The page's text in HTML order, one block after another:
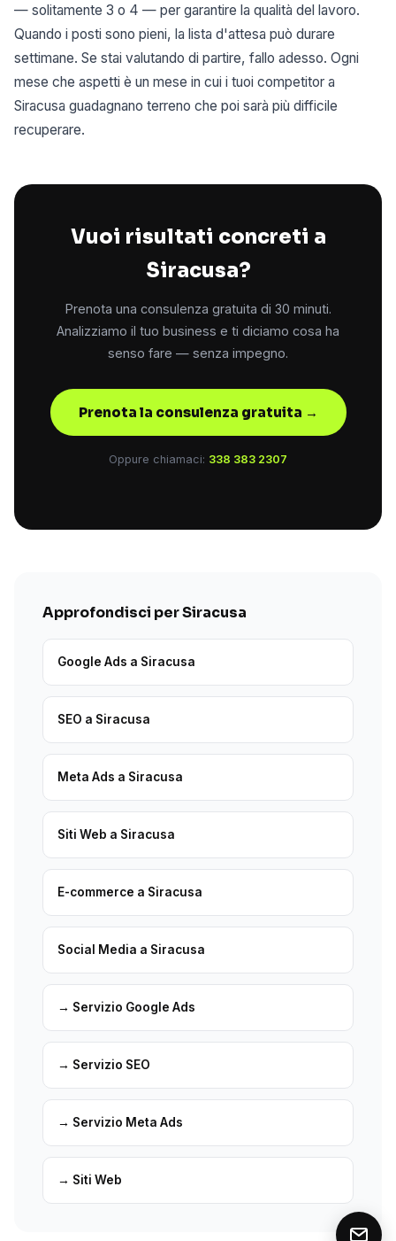
— solitamente 3 o 4 — per garantire la qualità del lavoro.
Quando i posti sono pieni, la lista d'attesa può durare
settimane. Se stai valutando di partire, fallo adesso. Ogni
mese che aspetti è un mese in cui i tuoi competitor a
Siracusa guadagnano terreno che poi sarà più difficile
recuperare.
Vuoi risultati concreti a
Siracusa?
Prenota una consulenza gratuita di 30 minuti.
Analizziamo il tuo business e ti diciamo cosa ha
senso fare — senza impegno.
Prenota la consulenza gratuita →
Oppure chiamaci: 338 383 2307
Approfondisci per Siracusa
Google Ads a Siracusa
SEO a Siracusa
Meta Ads a Siracusa
Siti Web a Siracusa
E-commerce a Siracusa
Social Media a Siracusa
→ Servizio Google Ads
→ Servizio SEO
→ Servizio Meta Ads
→ Siti Web